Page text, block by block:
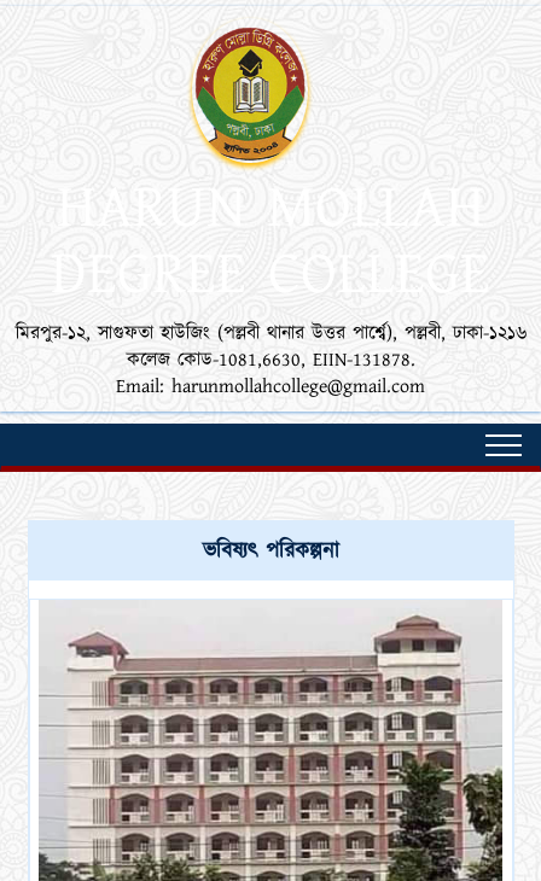
HARUN MOLLAH
DEGREE COLLEGE
মিরপুর-১২, সাগুফতা হাউজিং (পল্লবী থানার উত্তর পার্শ্বে), পল্লবী, ঢাকা-১২১৬
কলেজ কোড-1081,6630, EIIN-131878.
Email: harunmollahcollege@gmail.com
ভবিষ্যৎ পরিকল্পনা